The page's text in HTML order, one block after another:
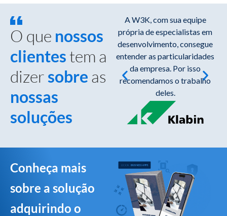
O que nossos
clientestem a
dizersobre as
nossas
soluções
Com a implantação do
GREENDOCS temos a
segurança da informação.
Sempre que preciso buscar
documentos no sistema, sei
onde encontrá-los facilmente.
A W3K, com sua equipe
própria de especialistas em
desenvolvimento, consegue
entender as particularidades
da empresa. Por isso
recomendamos o trabalho
deles.
Conheça mais
sobre a solução
adquirindo o